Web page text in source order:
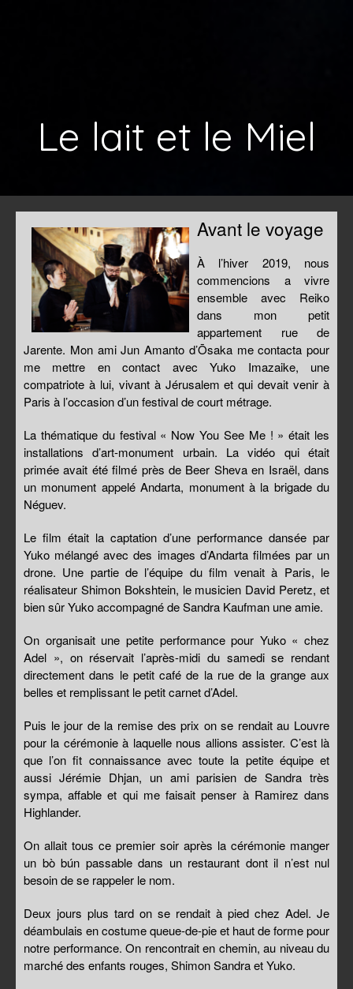
Le lait et le Miel
Avant le voyage
À l’hiver 2019, nous
commencions a vivre
ensemble avec Reiko
dans mon petit
appartement rue de
Jarente. Mon ami Jun Amanto d’Ōsaka me contacta pour
me mettre en contact avec Yuko Imazaike, une
compatriote à lui, vivant à Jérusalem et qui devait venir à
Paris à l’occasion d’un festival de court métrage.
La thématique du festival « Now You See Me ! » était les
installations d’art-monument urbain. La vidéo qui était
primée avait été filmé près de Beer Sheva en Israël, dans
un monument appelé Andarta, monument à la brigade du
Néguev.
Le film était la captation d’une performance dansée par
Yuko mélangé avec des images d’Andarta filmées par un
drone. Une partie de l’équipe du film venait à Paris, le
réalisateur Shimon Bokshtein, le musicien David Peretz, et
bien sûr Yuko accompagné de Sandra Kaufman une amie.
On organisait une petite performance pour Yuko « chez
Adel », on réservait l’après-midi du samedi se rendant
directement dans le petit café de la rue de la grange aux
belles et remplissant le petit carnet d’Adel.
Puis le jour de la remise des prix on se rendait au Louvre
pour la cérémonie à laquelle nous allions assister. C’est là
que l’on fit connaissance avec toute la petite équipe et
aussi Jérémie Dhjan, un ami parisien de Sandra très
sympa, affable et qui me faisait penser à Ramirez dans
Highlander.
On allait tous ce premier soir après la cérémonie manger
un bò bún passable dans un restaurant dont il n’est nul
besoin de se rappeler le nom.
Deux jours plus tard on se rendait à pied chez Adel. Je
déambulais en costume queue-de-pie et haut de forme pour
notre performance. On rencontrait en chemin, au niveau du
marché des enfants rouges, Shimon Sandra et Yuko.